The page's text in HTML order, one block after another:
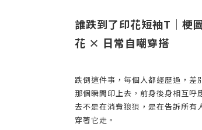
誰跌到了印花短袖T｜梗
花 × 日常自嘲穿搭
跌倒這件事，每個人都經歷過，差
那個瞬間印上去，前身後身相互呼
去不是在消費狼狽，是在告訴所有
穿著它走。